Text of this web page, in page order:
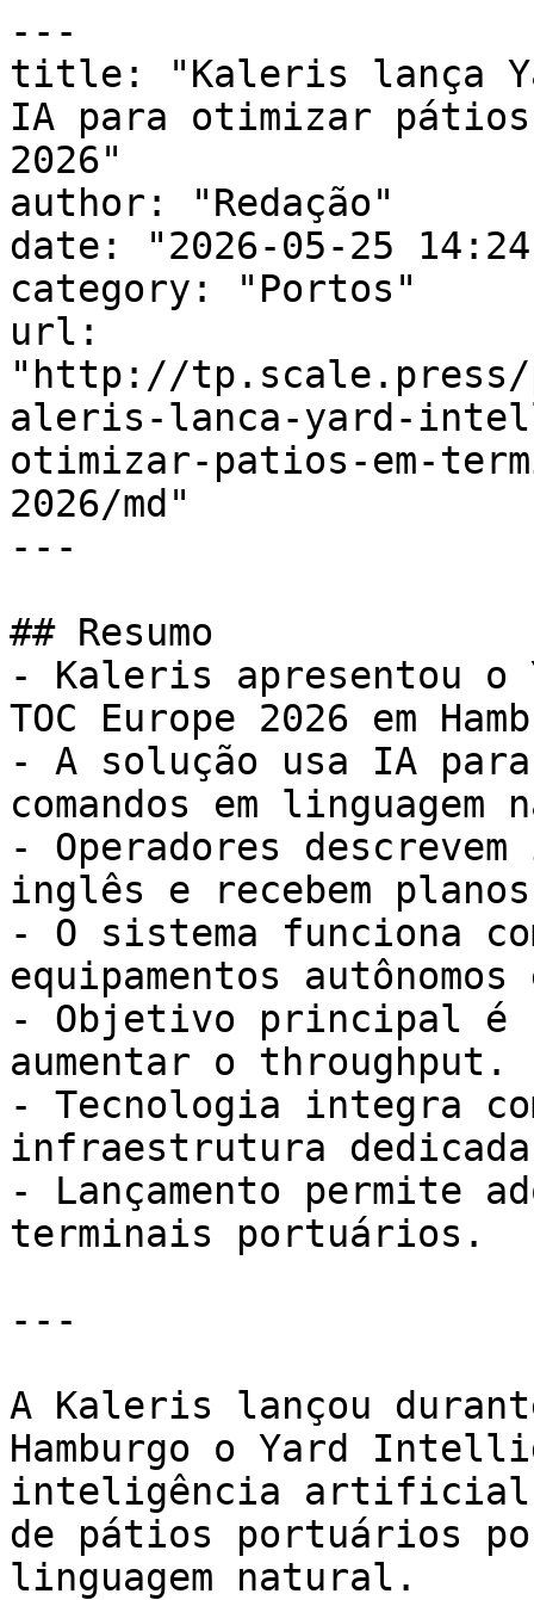
---
title: "Kaleris lança
IA para otimizar pátios
2026"
author: "Redação"
date: "2026-05-25
category: "Portos"
url:
"http://tp.scale.press/
aleris-lanca-yard-
otimizar-patios-em-
2026/md"
---
## Resumo
- Kaleris apresentou
TOC Europe 2026 em
- A solução usa IA
comandos em
- Operadores
inglês e recebem planos
- O sistema funciona
equipamentos
- Objetivo principal é
aumentar o throughput.
- Tecnologia integra
infraestrutura
- Lançamento permite
terminais portuários.
---
A Kaleris lançou
Hamburgo o Yard
inteligência artificial
de pátios portuários por
linguagem natural.